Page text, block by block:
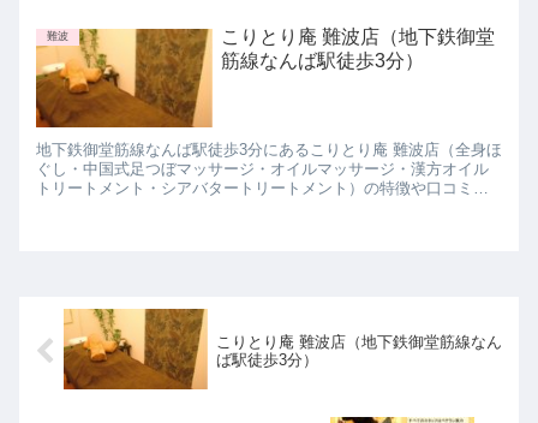
難波
こりとり庵 難波店（地下鉄御堂
筋線なんば駅徒歩3分）
地下鉄御堂筋線なんば駅徒歩3分にあるこりとり庵 難波店（全身ほ
ぐし・中国式足つぼマッサージ・オイルマッサージ・漢方オイル
トリートメント・シアバタートリートメント）の特徴や口コミ・
こりとり庵 難波店（地下鉄御堂筋線なん
ば駅徒歩3分）